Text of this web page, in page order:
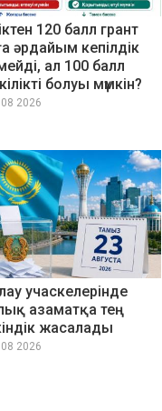
120 балл грант
әрдайым кепілдік
ал 100 балл
болуы мүмкін?
2026
учаскелерінде
азаматқа тең
жасалады
2026